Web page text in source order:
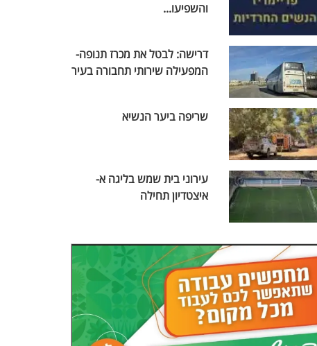
והשפיעו...
דרישה: לבטל את מכרז תנופה-
המפעילה שירותי תחבורה בעיר
שריפה ביער הנשיא
עירוני בית שמש בליגה א-
איצטדיון תחילה